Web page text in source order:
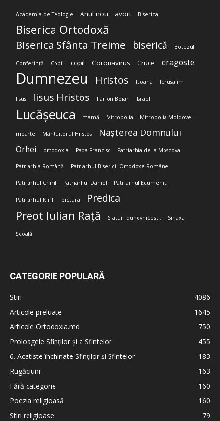
Academia de Teologie Anul nou avort Biserica
Biserica Ortodoxă
Biserica Sfânta Treime biserică Botezul
Conferință Copii copil Coronavirus Cruce dragoste
Dumnezeu Hristos Icoana Ierusalim
Iisus Iisus Hristos Ilarion Boian Israel
Lucășeuca mamă Mitropolia Mitropolia Moldovei;
moarte Mântuitorul Hristos Nașterea Domnului
Orhei ortodoxia Papa Francisc Patriarhia de la Moscova
Patriarhia Română Patriarhul Bisericii Ortodoxe Române
Patriarhul Chiril Patriarhul Daniel Patriarhul Ecumenic
Patriarhul Kirill pictura Predica
Preot Iulian Rață Sfaturi duhovnicești; Sinaxa
Școală
CATEGORIE POPULARĂ
Stiri
4086
Articole preluate
1645
Articole Ortodoxia.md
750
Proloagele Sfinților și a Sfintelor
455
6. Acatiste închinate Sfinților și Sfintelor
183
Rugăciuni
163
Fără categorie
160
Poezia religioasă
160
Stiri religioase
79